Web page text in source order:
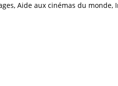
Aide aux cinémas du